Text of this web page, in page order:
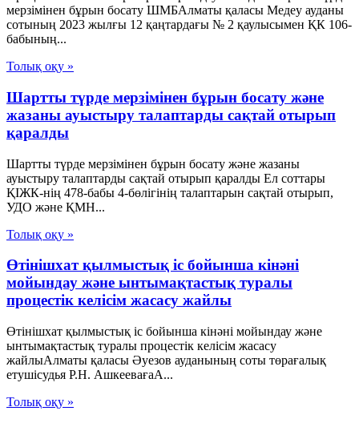
мерзімінен бұрын босату ШМБАлматы қаласы Медеу ауданы
сотының 2023 жылғы 12 қаңтардағы № 2 қаулысымен ҚК 106-
бабының...
Толық оқу »
Шартты түрде мерзімінен бұрын босату және
жазаны ауыстыру талаптарды сақтай отырып
қаралды
Шартты түрде мерзімінен бұрын босату және жазаны
ауыстыру талаптарды сақтай отырып қаралды Ел соттары
ҚІЖК-нің 478-бабы 4-бөлігінің талаптарын сақтай отырып,
УДО және ҚМН...
Толық оқу »
Өтінішхат қылмыстық іс бойынша кінәні
мойындау және ынтымақтастық туралы
процестік келісім жасасу жайлы
Өтінішхат қылмыстық іс бойынша кінәні мойындау және
ынтымақтастық туралы процестік келісім жасасу
жайлыАлматы қаласы Әуезов ауданының соты төрағалық
етушісудья Р.Н. АшкеевағаА...
Толық оқу »